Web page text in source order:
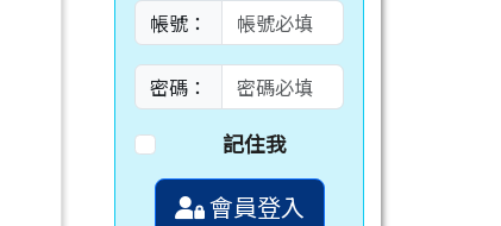
帳號：
密碼：
記住我
會員登入